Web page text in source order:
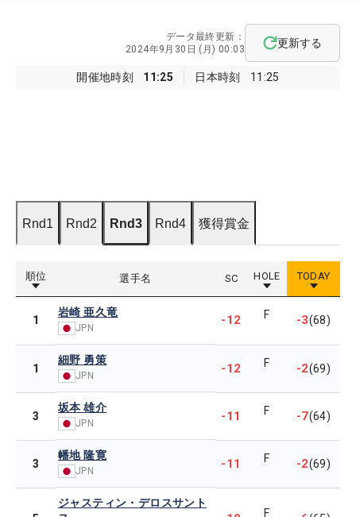
開催地時刻 11:25 日本時刻 11:25
データ最終更新：
2024年9月30日 (月) 00:03
更新する
Rnd1 Rnd2 Rnd3 Rnd4 獲得賞金
順位 選手名 SC HOLE TODAY
1
岩崎 亜久竜
JPN
-12 F -3(68)
1
細野 勇策
JPN -12 F -2(69)
3
坂本 雄介
JPN -11 F -7(64)
3
幡地 隆寛
JPN -11 F -2(69)
ジャスティン・デロスサント
F